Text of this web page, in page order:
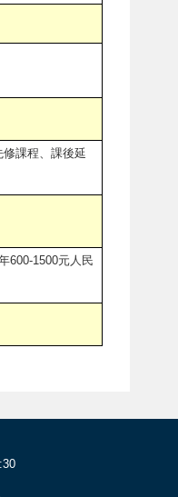
課程、課後延
600-1500元人民